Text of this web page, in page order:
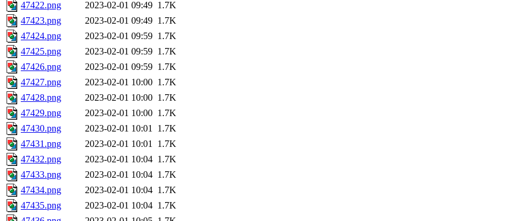
47422.png
2023-02-01 09:49 1.7K
47423.png
2023-02-01 09:49 1.7K
47424.png
2023-02-01 09:59 1.7K
47425.png
2023-02-01 09:59 1.7K
47426.png
2023-02-01 09:59 1.7K
47427.png
2023-02-01 10:00 1.7K
47428.png
2023-02-01 10:00 1.7K
47429.png
2023-02-01 10:00 1.7K
47430.png
2023-02-01 10:01 1.7K
47431.png
2023-02-01 10:01 1.7K
47432.png
2023-02-01 10:04 1.7K
47433.png
2023-02-01 10:04 1.7K
47434.png
2023-02-01 10:04 1.7K
47435.png
2023-02-01 10:04 1.7K